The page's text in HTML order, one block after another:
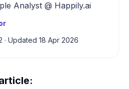
Analyst @ Happily.ai
· Updated 18 Apr 2026